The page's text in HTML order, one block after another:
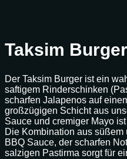
Taksim Burger
Der Taksim Burger ist ein
saftigem Rinderschinken
scharfen Jalapenos auf
großzügigen Schicht aus
Sauce und cremiger Mayo
Die Kombination aus
BBQ Sauce, der scharfen
salzigen Pastirma sorgt für